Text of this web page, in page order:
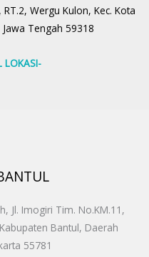
Wergu Kulon, Kec. Kota
Tengah 59318
LOKASI-
Jl. Imogiri Tim. No.KM.11,
Bantul, Daerah
55781